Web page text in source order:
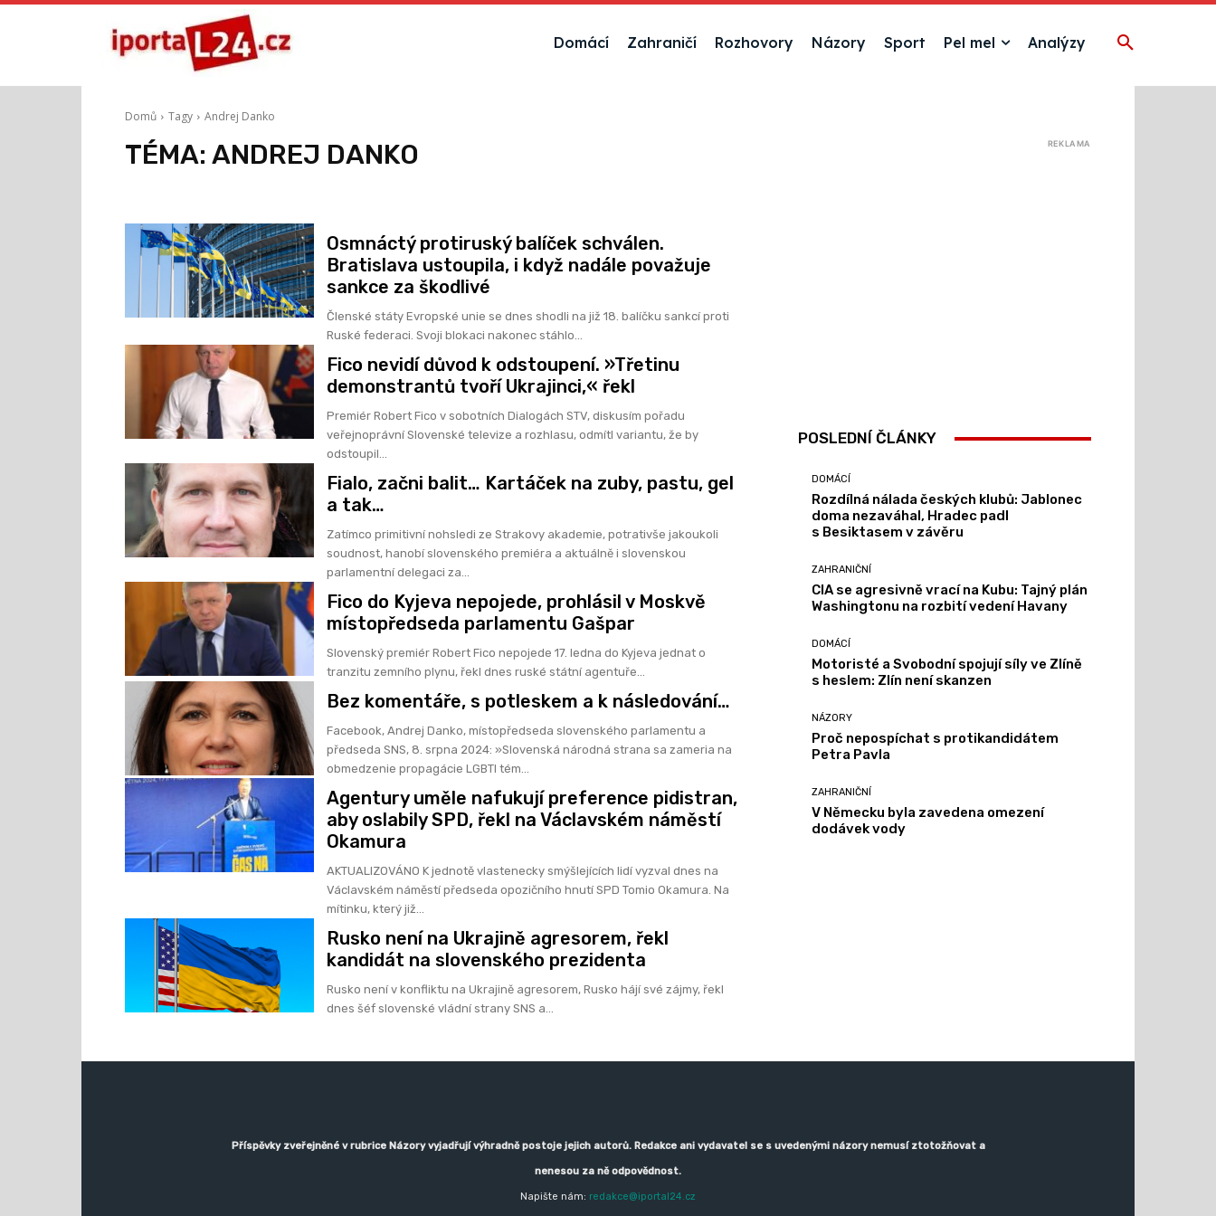
Domácí Zahraničí Rozhovory Názory Sport Pel mel Analýzy
Domů Tagy Andrej Danko
TÉMA: ANDREJ DANKO
Osmnáctý protiruský balíček schválen.
Bratislava ustoupila, i když nadále považuje
sankce za škodlivé
Členské státy Evropské unie se dnes shodli na již 18. balíčku sankcí proti
Ruské federaci. Svoji blokaci nakonec stáhlo...
Fico nevidí důvod k odstoupení. »Třetinu
demonstrantů tvoří Ukrajinci,« řekl
Premiér Robert Fico v sobotních Dialogách STV, diskusím pořadu
veřejnoprávní Slovenské televize a rozhlasu, odmítl variantu, že by
odstoupil...
Fialo, začni balit… Kartáček na zuby, pastu, gel
a tak…
Zatímco primitivní nohsledi ze Strakovy akademie, potrativše jakoukoli
soudnost, hanobí slovenského premiéra a aktuálně i slovenskou
parlamentní delegaci za...
Fico do Kyjeva nepojede, prohlásil v Moskvě
místopředseda parlamentu Gašpar
Slovenský premiér Robert Fico nepojede 17. ledna do Kyjeva jednat o
tranzitu zemního plynu, řekl dnes ruské státní agentuře...
Bez komentáře, s potleskem a k následování…
Facebook, Andrej Danko, místopředseda slovenského parlamentu a
předseda SNS, 8. srpna 2024: »Slovenská národná strana sa zameria na
obmedzenie propagácie LGBTI tém...
Agentury uměle nafukují preference pidistran,
aby oslabily SPD, řekl na Václavském náměstí
Okamura
AKTUALIZOVÁNO K jednotě vlastenecky smýšlejících lidí vyzval dnes na
Václavském náměstí předseda opozičního hnutí SPD Tomio Okamura. Na
mítinku, který již...
Rusko není na Ukrajině agresorem, řekl
kandidát na slovenského prezidenta
Rusko není v konfliktu na Ukrajině agresorem, Rusko hájí své zájmy, řekl
dnes šéf slovenské vládní strany SNS a...
REKLAMA
POSLEDNÍ ČLÁNKY
DOMÁCÍ
Rozdílná nálada českých klubů: Jablonec
doma nezaváhal, Hradec padl
s Besiktasem v závěru
ZAHRANIČNÍ
CIA se agresivně vrací na Kubu: Tajný plán
Washingtonu na rozbití vedení Havany
DOMÁCÍ
Motoristé a Svobodní spojují síly ve Zlíně
s heslem: Zlín není skanzen
NÁZORY
Proč nepospíchat s protikandidátem
Petra Pavla
ZAHRANIČNÍ
V Německu byla zavedena omezení
dodávek vody
Příspěvky zveřejněné v rubrice Názory vyjadřují výhradně postoje jejich autorů. Redakce ani vydavatel se s uvedenými názory nemusí ztotožňovat a
nenesou za ně odpovědnost.
Napište nám: redakce@iportal24.cz